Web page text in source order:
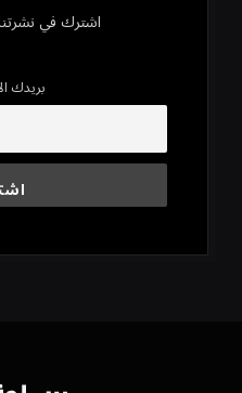
اشترك في نشرتنا
بريدك